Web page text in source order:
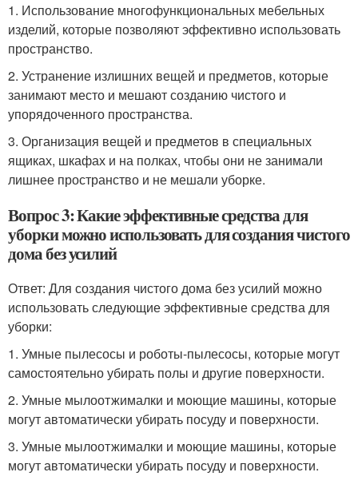
1. Использование многофункциональных мебельных
изделий, которые позволяют эффективно использовать
пространство.
2. Устранение излишних вещей и предметов, которые
занимают место и мешают созданию чистого и
упорядоченного пространства.
3. Организация вещей и предметов в специальных
ящиках, шкафах и на полках, чтобы они не занимали
лишнее пространство и не мешали уборке.
Вопрос 3: Какие эффективные средства для
уборки можно использовать для создания чистого
дома без усилий
Ответ: Для создания чистого дома без усилий можно
использовать следующие эффективные средства для
уборки:
1. Умные пылесосы и роботы-пылесосы, которые могут
самостоятельно убирать полы и другие поверхности.
2. Умные мылоотжималки и моющие машины, которые
могут автоматически убирать посуду и поверхности.
3. Умные мылоотжималки и моющие машины, которые
могут автоматически убирать посуду и поверхности.